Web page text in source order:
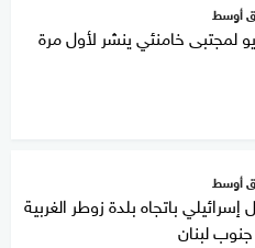
أوسط
لمجتبى خامنئي ينشر لأول مرة
أوسط
إسرائيلي باتجاه بلدة زوطر الغربية
لبنان